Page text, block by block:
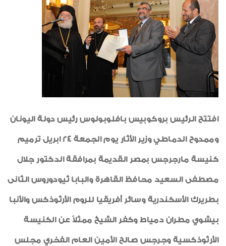
أخبار متنوعة
شكر وتقدير
إعلان
العامل المثالى
خواطر إيمانية
الواحة
افتتح الرئيس بروكوبيس بافلوبولوس رئيس دولة اليونان
وممدوح الدماطي وزير الأثار يوم الجمعة 24 ابريل ترميم
كنيسة مارجرجس بمصر القديمة بمرافقة الدكتور جلال
مصطفى السعيد محافظ القاهرة والبابا ثيودوروس الثانى
بطريرك الأسكندرية وسائر أفريقيا للروم الأرثوذكس والأنبا
بيشوي مطران دمياط وكفر الشيخ ممثلاً عن الكنيسة
الأرثوذكسية وجرجس صالح الأمين العام الفخري مجلس